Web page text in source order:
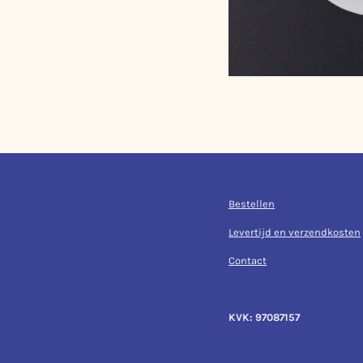
Bestellen
Levertijd en verzendkosten
Contact
KVK: 97087157